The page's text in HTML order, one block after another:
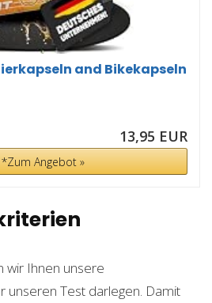
and Bikekapseln
13,95 EUR
*Zum Angebot »
wir Ihnen unsere
unseren Test darlegen. Damit